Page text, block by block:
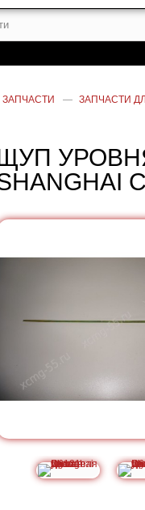
ЗАПЧАСТИ — ЗАПЧАСТИ